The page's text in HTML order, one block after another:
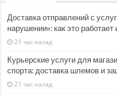
Доставка отправлений с
нарушении»: как это
21 час назад
Курьерские услуги для
спорта: доставка шлемов и
21 час назад